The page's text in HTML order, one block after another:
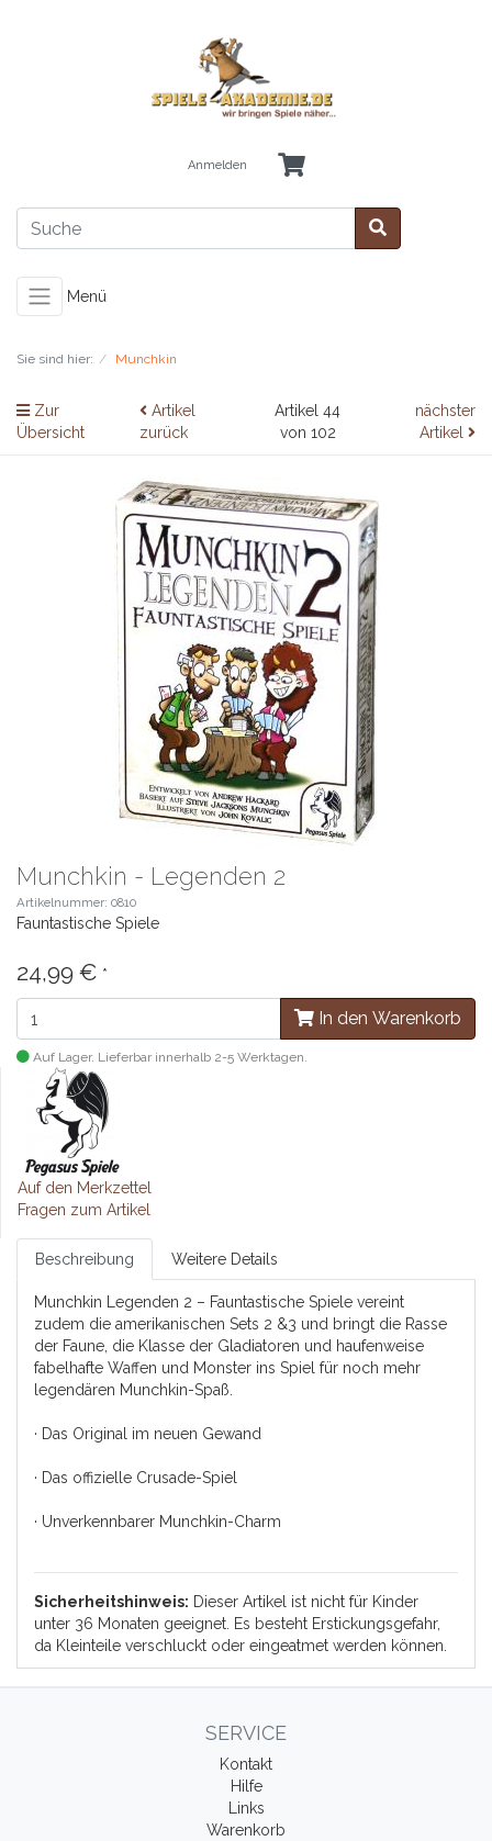
Anmelden
Menü
Sie sind hier: Munchkin
Zur
Übersicht
Artikel
zurück
Artikel 44
von 102
nächster
Artikel
Munchkin - Legenden 2
Artikelnummer: 0810
Fauntastische Spiele
24,99 € *
In den Warenkorb
Auf Lager. Lieferbar innerhalb 2-5 Werktagen.
Auf den Merkzettel
Fragen zum Artikel
Beschreibung Weitere Details
Munchkin Legenden 2 – Fauntastische Spiele vereint
zudem die amerikanischen Sets 2 &3 und bringt die Rasse
der Faune, die Klasse der Gladiatoren und haufenweise
fabelhafte Waffen und Monster ins Spiel für noch mehr
legendären Munchkin-Spaß.
· Das Original im neuen Gewand
· Das offizielle Crusade-Spiel
· Unverkennbarer Munchkin-Charm
Sicherheitshinweis: Dieser Artikel ist nicht für Kinder
unter 36 Monaten geeignet. Es besteht Erstickungsgefahr,
da Kleinteile verschluckt oder eingeatmet werden können.
SERVICE
Kontakt
Hilfe
Links
Warenkorb